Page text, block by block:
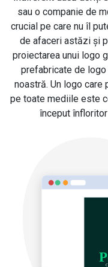
sau o companie de
crucial pe care nu îl
de afaceri astăzi și
proiectarea unui logo
prefabricate de
noastră. Un logo
pe toate mediile este
început